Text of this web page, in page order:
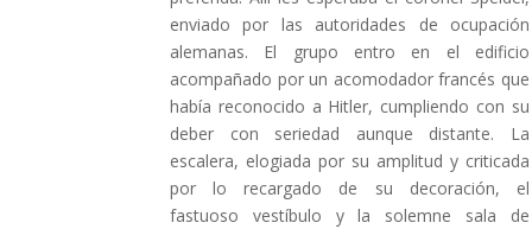
enviado por las autoridades de ocupación
alemanas. El grupo entro en el edificio
acompañado por un acomodador francés que
había reconocido a Hitler, cumpliendo con su
deber con seriedad aunque distante. La
escalera, elogiada por su amplitud y criticada
por lo recargado de su decoración, el
fastuoso vestíbulo y la solemne sala de